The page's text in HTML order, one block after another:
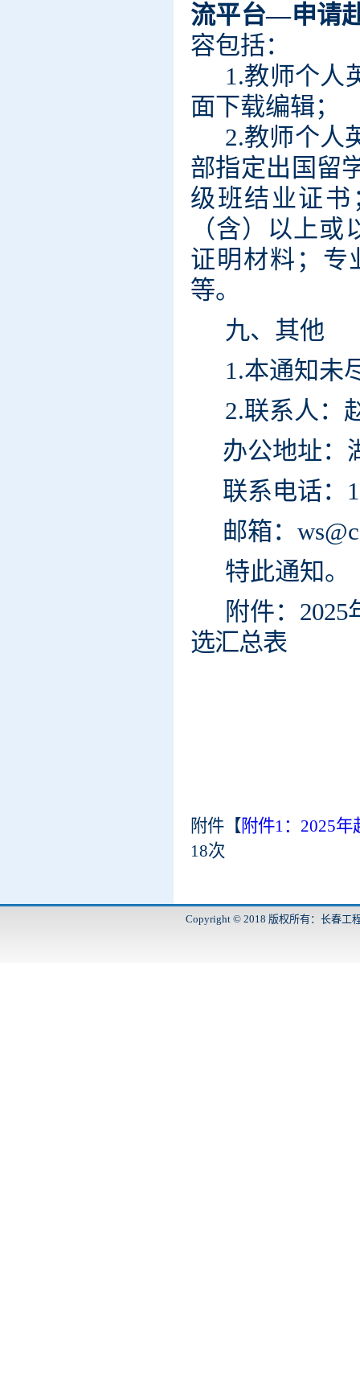
流平台—申请
容包括：
1.教师个人
面下载编辑；
2.教师个人
部指定出国留
级班结业证
（含）以上
证明材料；专
等。
九、其他
1.本通知未
2.联系人：
办公地址：
联系电话：
邮箱：
特此通知。
附件： 2025
选汇总表
附件【 附件1：2025
18次
Copyright © 2018 版权所有：长春工